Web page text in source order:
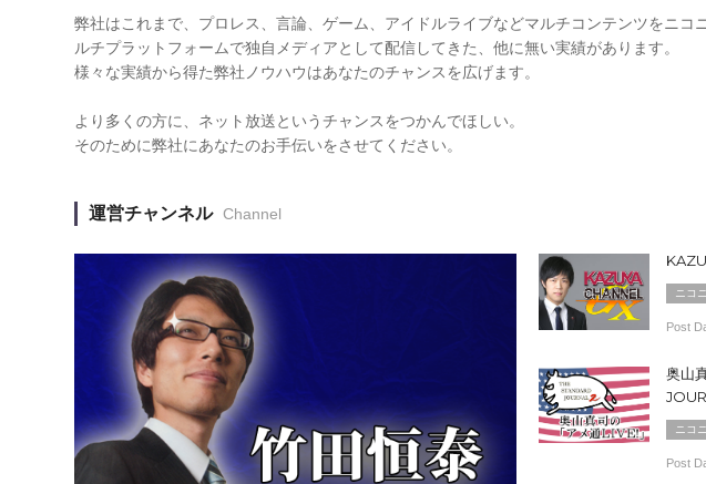
弊社はこれまで、プロレス、言論、ゲーム、アイドルライブなどマルチコンテンツをニコ
ルチプラットフォームで独自メディアとして配信してきた、他に無い実績があります。
様々な実績から得た弊社ノウハウはあなたのチャンスを広げます。
より多くの方に、ネット放送というチャンスをつかんでほしい。
そのために弊社にあなたのお手伝いをさせてください。
運営チャンネル Channel
ニコ
Post
奥山
ニコ
Post